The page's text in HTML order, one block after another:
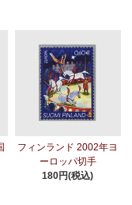
フィンランド 2002年ヨ
ーロッパ切手
180円(税込)